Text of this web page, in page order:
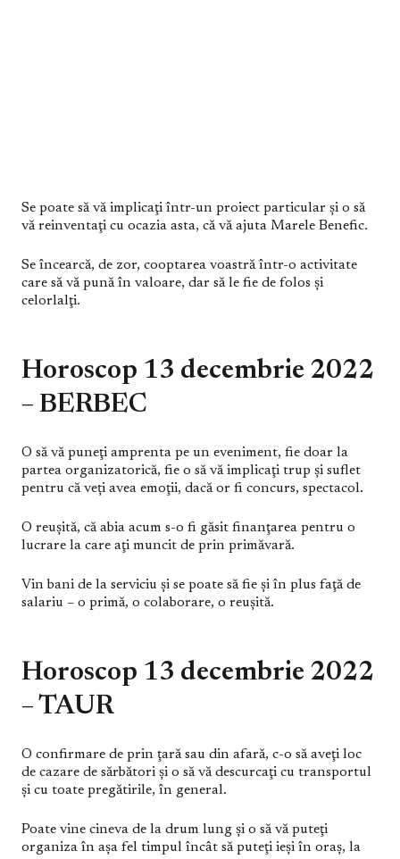
Se poate să vă implicaţi într-un proiect particular şi o să
vă reinventaţi cu ocazia asta, că vă ajuta Marele Benefic.
Se încearcă, de zor, cooptarea voastră într-o activitate
care să vă pună în valoare, dar să le fie de folos şi
celorlalţi.
Horoscop 13 decembrie 2022
– BERBEC
O să vă puneţi amprenta pe un eveniment, fie doar la
partea organizatorică, fie o să vă implicaţi trup şi suflet
pentru că veți avea emoţii, dacă or fi concurs, spectacol.
O reuşită, că abia acum s-o fi găsit finanţarea pentru o
lucrare la care aţi muncit de prin primăvară.
Vin bani de la serviciu şi se poate să fie şi în plus faţă de
salariu – o primă, o colaborare, o reuşită.
Horoscop 13 decembrie 2022
– TAUR
O confirmare de prin ţară sau din afară, c-o să aveţi loc
de cazare de sărbători şi o să vă descurcaţi cu transportul
şi cu toate pregătirile, în general.
Poate vine cineva de la drum lung şi o să vă puteţi
organiza în aşa fel timpul încât să puteţi ieşi în oraş, la